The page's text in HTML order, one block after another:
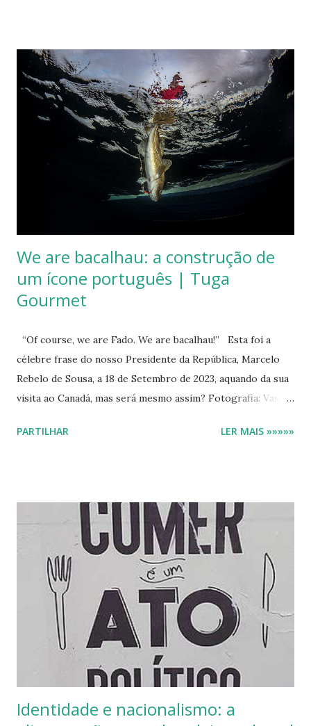
que vou para o interior é um prazer sentar-me nestes
cafés e, como bom português costumeiro, ouço as
conversas. Fala-se do que é importante: no gado, nas
sementeiras e nas colheitas. Pensa-se no que é real. Está
frio e nublado. O sol espreita tímido. Compram-se as
últimas cebolas, antes do almoço. Dali a Sezelhe são mais
uns minutos de carro que percorremos com a mesma
lentidão dos nossos olhos deslumbrados por tamanha
We are bacalhau: a construção de
um ícone português | Tuga
Gourmet
“Of course, we are Fado. We are bacalhau!” Esta foi a
célebre frase do nosso Presidente da República, Marcelo
Rebelo de Sousa, a 18 de Setembro de 2023, aquando da sua
visita ao Canadá, mas será mesmo assim? Fotografia: Vasco
comem cultura. A comida deve ser, por isso, interpretada
acordo com a nossa cultura, educação, meio ambiente. Será
um complemento ou uma integração? Uma representação
do quadro social a que pertencemos? Ou apenas
convenções que se foram transformando numa memória
cultural e uniforme, num espaço quimérico? O culto ao
bacalhau, protagonista deste texto, está enraizado nos
nossos habitus culinários, que se formou pela
incorporação, ao longo de centenas de anos. Segundo
Gordon Shepherd , neurocientista americano, estas
combinações q...
PARTILHAR LER MAIS »»»»»
Identidade e nacionalismo: a